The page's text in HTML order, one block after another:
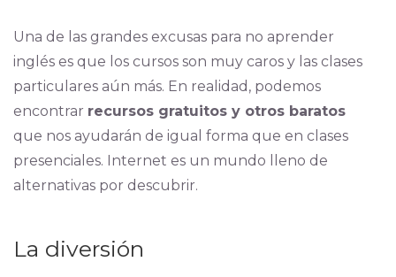
Una de las grandes excusas para no aprender
inglés es que los cursos son muy caros y las clases
particulares aún más. En realidad, podemos
encontrar recursos gratuitos y otros baratos
que nos ayudarán de igual forma que en clases
presenciales. Internet es un mundo lleno de
alternativas por descubrir.
La diversión